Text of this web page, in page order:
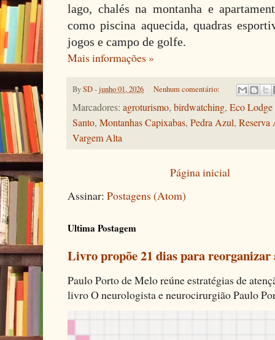
lago, chalés na montanha e
como piscina aquecida, quadras
jogos e campo de golfe.
Mais informações »
BySD-junho 01, 2026 Nenhum comentário:
Marcadores: agroturismo, birdwatching, Eco Lodge
Santo, Montanhas Capixabas, Pedra Azul, Reserva
Vargem Alta
Página inicial
Assinar: Postagens (Atom)
Ultima Postagem
Livro propõe 21 dias para
Paulo Porto de Melo reúne estratégias de
livro O neurologista e neurocirurgião Paulo